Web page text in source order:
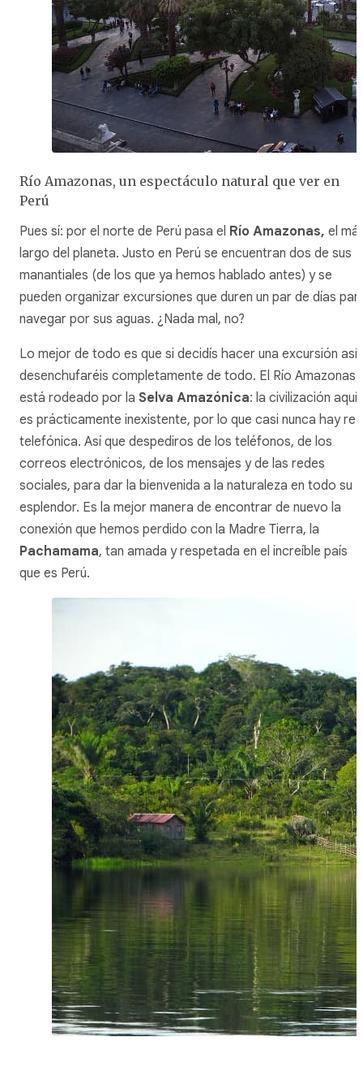
Río Amazonas, un espectáculo natural que ver en
Perú
Pues sí: por el norte de Perú pasa el Río Amazonas, el
largo del planeta. Justo en Perú se encuentran dos de sus
manantiales (de los que ya hemos hablado antes) y se
pueden organizar excursiones que duren un par de días
navegar por sus aguas. ¿Nada mal, no?
Lo mejor de todo es que si decidís hacer una excursión así,
desenchufaréis completamente de todo. El Río Amazonas
está rodeado por la Selva Amazónica: la civilización aquí
es prácticamente inexistente, por lo que casi nunca hay red
telefónica. Así que despediros de los teléfonos, de los
correos electrónicos, de los mensajes y de las redes
sociales, para dar la bienvenida a la naturaleza en todo su
esplendor. Es la mejor manera de encontrar de nuevo la
conexión que hemos perdido con la Madre Tierra, la
Pachamama, tan amada y respetada en el increíble país
que es Perú.